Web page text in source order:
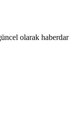
olarak haberdar